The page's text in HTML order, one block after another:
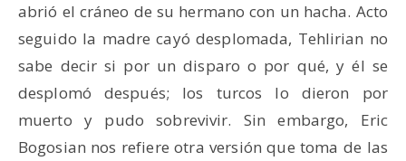
abrió el cráneo de su hermano con un hacha. Acto
seguido la madre cayó desplomada, Tehlirian no
sabe decir si por un disparo o por qué, y él se
desplomó después; los turcos lo dieron por
muerto y pudo sobrevivir. Sin embargo, Eric
Bogosian nos refiere otra versión que toma de las